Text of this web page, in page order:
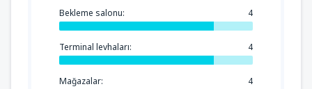
Bekleme salonu: 4
Terminal levhaları: 4
Mağazalar: 4